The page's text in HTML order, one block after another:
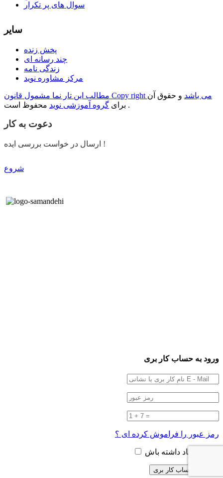
سوال های پر تکرار
سایر
پخش زنده
چند رسانه ای
زندگی نامه
مرکز مشاوره نوید
مطالب این تار نما مشمول قانون Copy right می باشد و حقوق آن
برای گروه آموزشی نوید محفوظ است .
دعوت به کار
ارسال در خواست بررسی ایده !
شروع
ورود به حساب کار بری
رمز عبور را فراموش کرده ای ؟
من را به یاد داشته باش